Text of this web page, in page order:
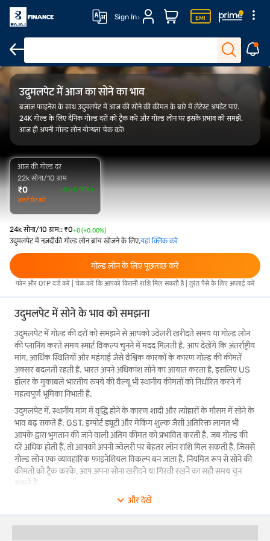
Sign In
ओवरव्यू कैलकुलेटर
उदुमलपेट में आज का सोने का भाव
बजाज फाइनेंस के साथ उदुमलपेट में आज की सोने की कीमत के बारे में लेटेस्ट अपडेट पाएं.
24K गोल्ड के लिए दैनिक गोल्ड दरों को ट्रैक करें और गोल्ड लोन पर इसके प्रभाव को समझें.
आज ही अपनी गोल्ड लोन योग्यता चेक करें!
आज की गोल्ड दर
22k सोना/10 ग्राम
₹0
+0 (+0.00%)
अलर्ट सेट करें
24k सोना/10 ग्राम:: ₹0+0 (+0.00%)
उदुमलपेट में नज़दीकी गोल्ड लोन ब्रांच खोजने के लिए,यहां क्लिक करें
गोल्ड लोन के लिए पूछताछ करें
फोन और OTP दर्ज करें | चेक करें कि आपको कितनी राशि मिल सकती है | तुरंत पैसे के लिए अप्लाई करें
उदुमलपेट में सोने के भाव को समझना
उदुमलपेट में गोल्ड की दरों को समझने से आपको ज्वेलरी खरीदते समय या गोल्ड लोन
की प्लानिंग करते समय स्मार्ट विकल्प चुनने में मदद मिलती है. आप देखेंगे कि अंतर्राष्ट्रीय
मांग, आर्थिक स्थितियों और महंगाई जैसे वैश्विक कारकों के कारण गोल्ड की कीमतें
अक्सर बदलती रहती हैं. भारत अपने अधिकांश सोने का आयात करता है, इसलिए US
डॉलर के मुकाबले भारतीय रुपये की वैल्यू भी स्थानीय कीमतों को निर्धारित करने में
महत्वपूर्ण भूमिका निभाती है.
उदुमलपेट में, स्थानीय मांग में वृद्धि होने के कारण शादी और त्योहारों के मौसम में सोने के
भाव बढ़ सकते हैं. GST, इम्पोर्ट ड्यूटी और मेकिंग शुल्क जैसी अतिरिक्त लागत भी
आपके द्वारा भुगतान की जाने वाली अंतिम कीमत को प्रभावित करती है. जब गोल्ड की
दरें अधिक होती हैं, तो आपको अपनी ज्वेलरी पर बेहतर लोन राशि मिल सकती है, जिससे
गोल्ड लोन एक व्यावहारिक फाइनेंशियल विकल्प बन जाता है. नियमित रूप से सोने की
कीमतों को ट्रैक करके, आप अपना सोना खरीदने या गिरवी रखने का सही समय चुन
सकते हैं.
और देखें